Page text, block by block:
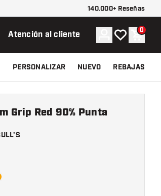
140.000+ Reseñas
Atención al cliente Cuenta
Mi lista de
0
PERSONALIZAR NUEVO REBAJAS
Grip Red 90% Punta